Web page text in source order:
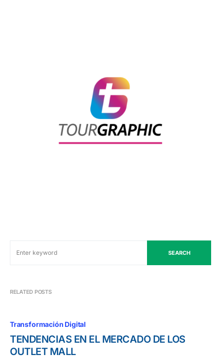
SEARCH
RELATED POSTS
Transformación Digital
TENDENCIAS EN EL MERCADO DE LOS
OUTLET MALL